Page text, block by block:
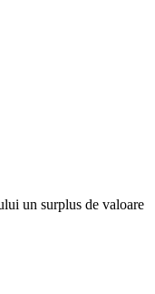
un surplus de valoare